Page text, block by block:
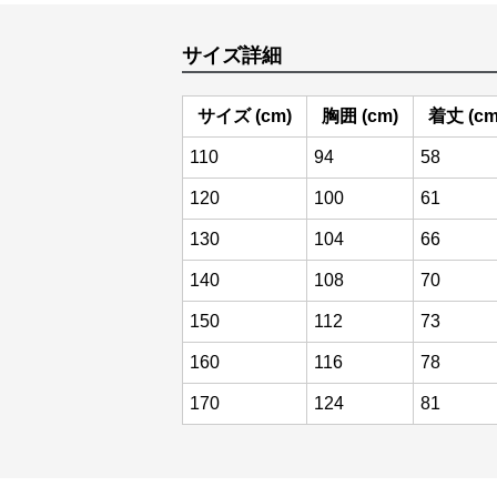
サイズ詳細
サイズ (cm) 胸囲 (cm) 着丈
110 94 58
120 100 61
130 104 66
140 108 70
150 112 73
160 116 78
170 124 81